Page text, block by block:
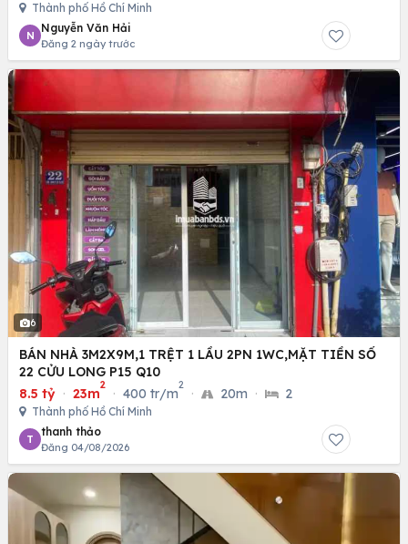
Thành phố Hồ Chí Minh
N
Nguyễn Văn Hải
Đăng 2 ngày trước
6
BÁN NHÀ 3M2X9M,1 TRỆT 1 LẦU 2PN 1WC,MẶT TIỀN SỐ
22 CỬU LONG P15 Q10
8.5 tỷ · 23m
2
· 400 tr/m
2
· 20m · 2
Thành phố Hồ Chí Minh
T
thanh thảo
Đăng 04/08/2026